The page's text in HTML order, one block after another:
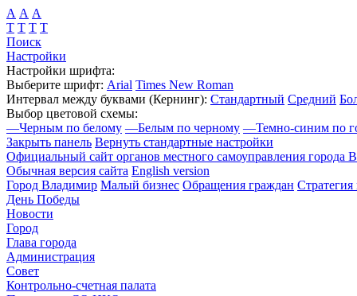
А А А
Т Т Т Т
Поиск
Настройки
Настройки шрифта:
Выберите шрифт: Arial Times New Roman
Интервал между буквами (Кернинг): Стандартный Средний
Выбор цветовой схемы:
—Черным по белому —Белым по черному —Темно-синим по
Закрыть панель Вернуть стандартные настройки
Официальный сайт органов местного самоуправления города
Обычная версия сайта English version
Город Владимир Малый бизнес Обращения граждан Стратегия
День Победы
Новости
Город
Глава города
Администрация
Совет
Контрольно-счетная палата